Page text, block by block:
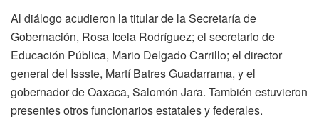
Al diálogo acudieron la titular de la Secretaría de
Gobernación, Rosa Icela Rodríguez; el secretario de
Educación Pública, Mario Delgado Carrillo; el director
general del Issste, Martí Batres Guadarrama, y el
gobernador de Oaxaca, Salomón Jara. También estuvieron
presentes otros funcionarios estatales y federales.